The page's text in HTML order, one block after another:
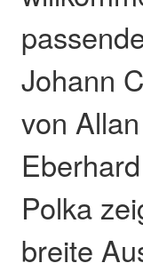
Johann
von
Polka
breite